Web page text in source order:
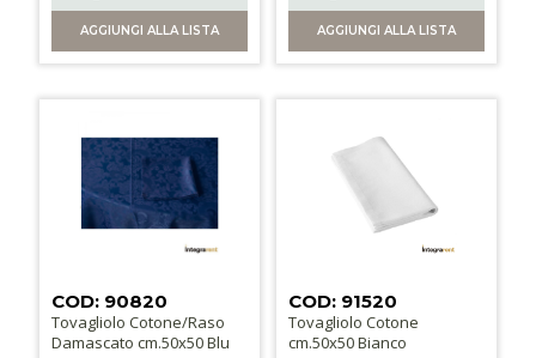
AGGIUNGIALLA LISTA AGGIUNGI ALLA LISTA
COD: 90820
Tovagliolo Cotone/Raso
Damascato cm.50x50 Blu
COD: 91520
Tovagliolo Cotone
cm.50x50 Bianco